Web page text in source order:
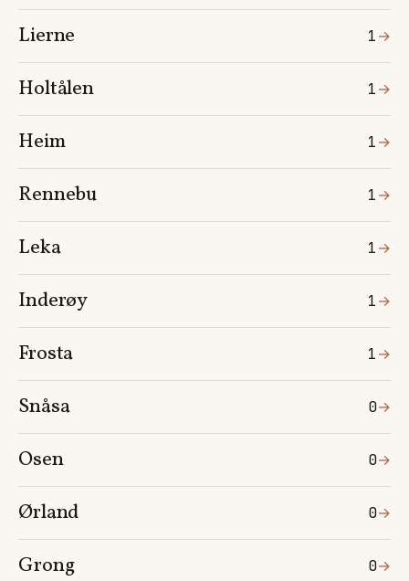
Lierne 1→
Holtålen 1→
Heim 1→
Rennebu 1→
Leka 1→
Inderøy 1→
Frosta 1→
Snåsa 0→
Osen 0→
Ørland 0→
Grong 0→